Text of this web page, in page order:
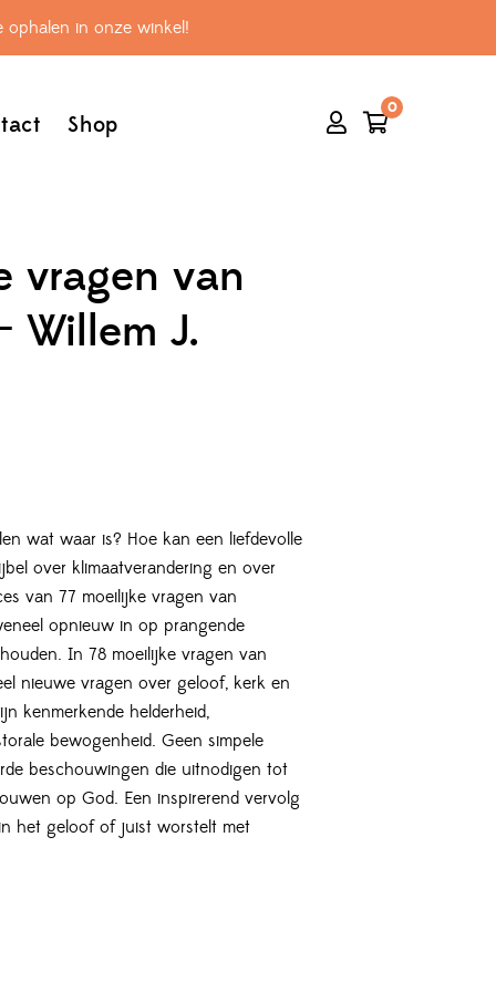
ophalen in onze winkel!
Shop
0
vragen van
Willem J.
wat waar is? Hoe kan een liefdevolle
over klimaatverandering en over
van 77 moeilijke vragen van
opnieuw in op prangende
In 78 moeilijke vragen van
nieuwe vragen over geloof, kerk en
kenmerkende helderheid,
bewogenheid. Geen simpele
beschouwingen die uitnodigen tot
op God. Een inspirerend vervolg
het geloof of juist worstelt met